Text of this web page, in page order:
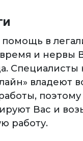
в
и нервы
Специалисты
владеют
Вас и
работу.